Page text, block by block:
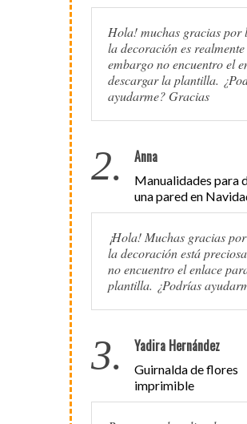
Hola! muchas gracias por
la decoración es
embargo no encuentro el
descargar la plantilla.
ayudarme? Gracias
2. Anna
Manualidades para
una pared en
¡Hola! Muchas gracias
la decoración está
no encuentro el enlace
plantilla. ¿Podrías
3. Yadira Hernández
Guirnalda de flores
imprimible